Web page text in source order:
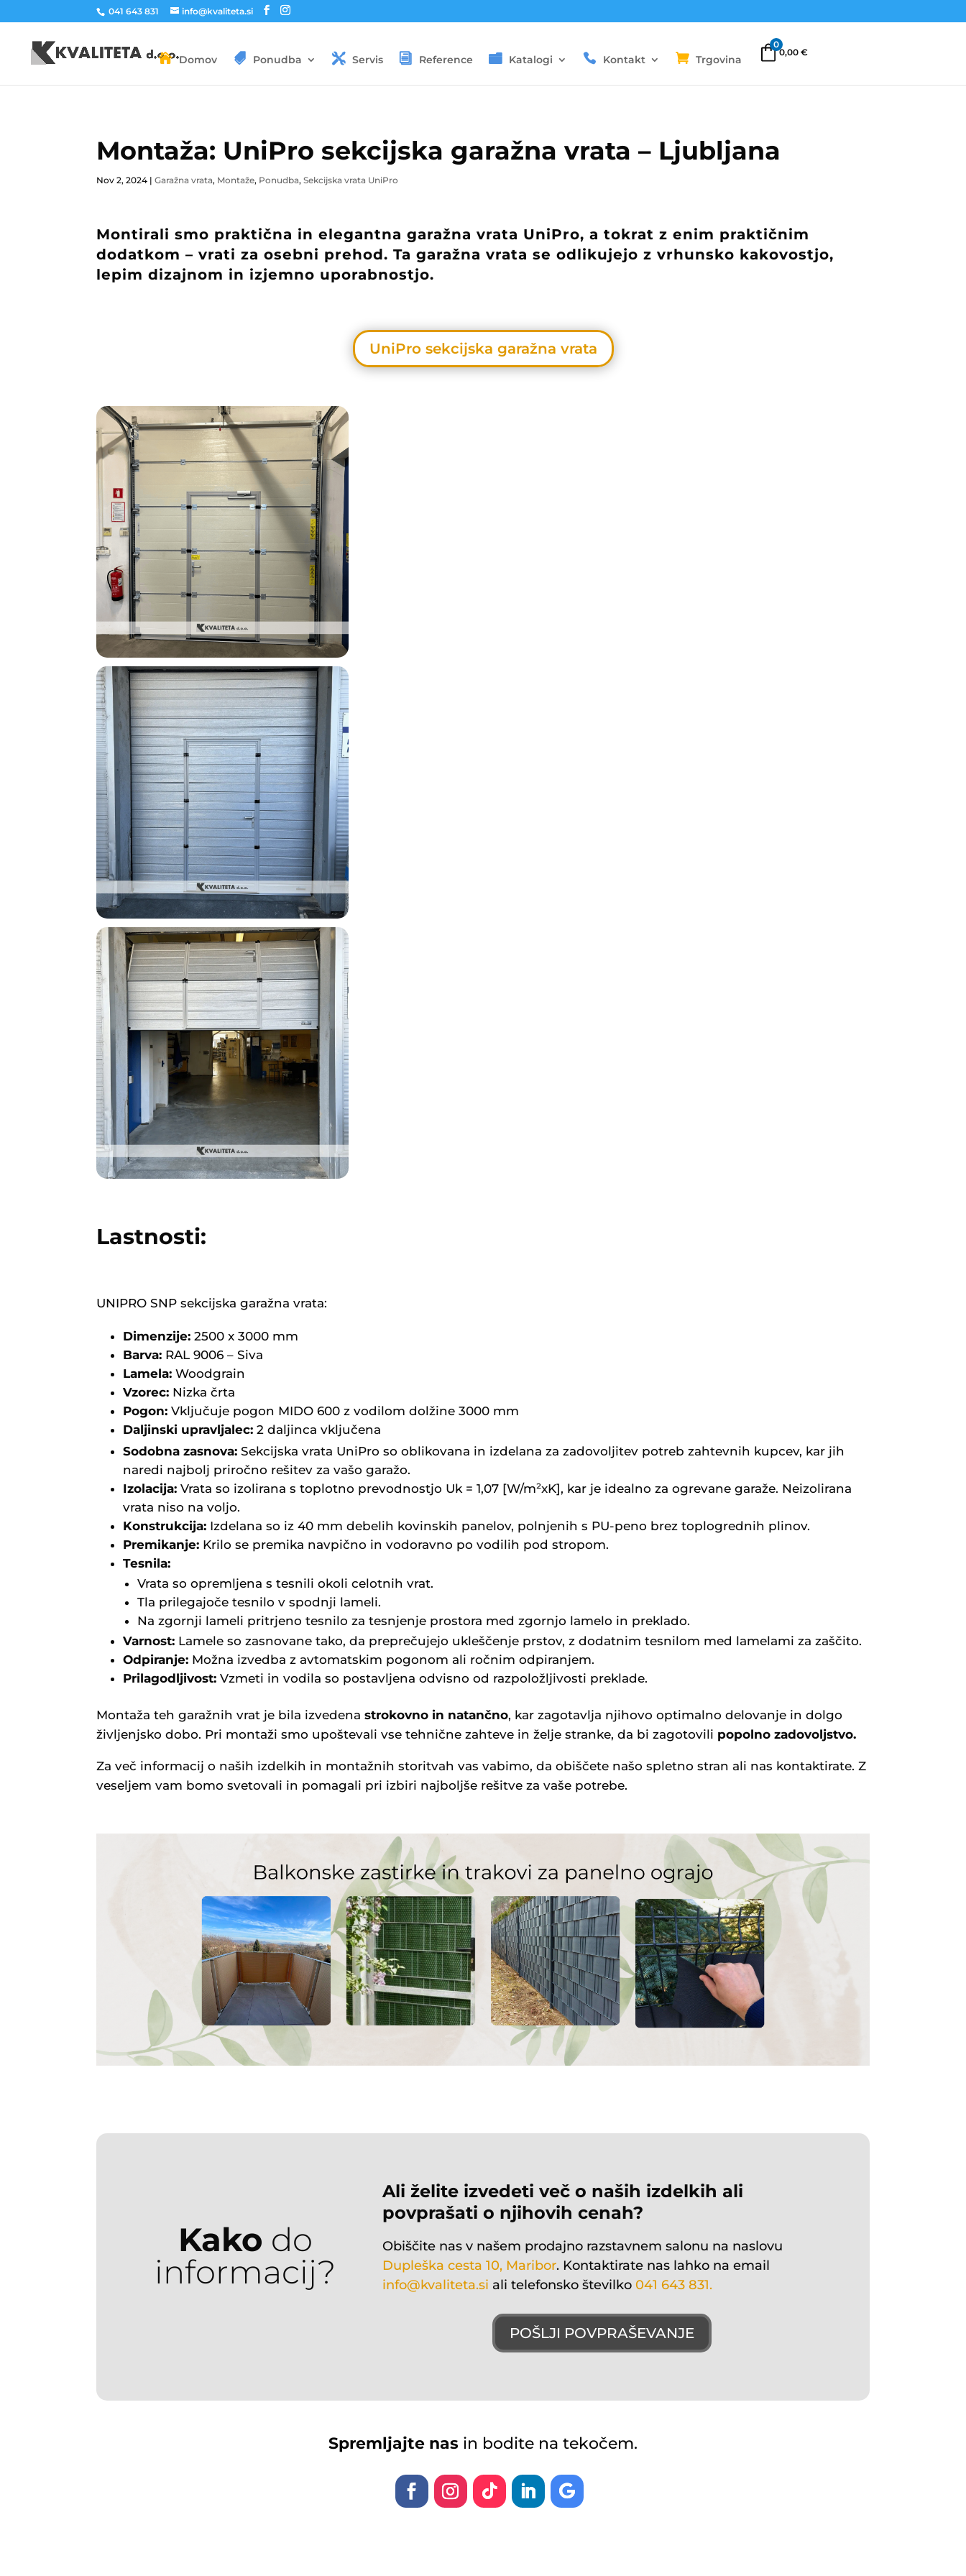
041 643 831 info@kvaliteta.si
Domov Ponudba Servis Reference Katalogi Kontakt Trgovina
0
0,00 €
Montaža: UniPro sekcijska garažna vrata – Ljubljana
Nov 2, 2024 |Garažna vrata, Montaže, Ponudba,Sekcijska vrata UniPro
Montirali smo praktična in elegantna garažna vrata UniPro, a tokrat z enim praktičnim
dodatkom – vrati za osebni prehod. Ta garažna vrata se odlikujejo z vrhunsko kakovostjo,
lepim dizajnom in izjemno uporabnostjo.
UniPro sekcijska garažna vrata
Lastnosti:
UNIPRO SNP sekcijska garažna vrata:
Dimenzije: 2500 x 3000 mm
Barva: RAL 9006 – Siva
Lamela: Woodgrain
Vzorec: Nizka črta
Pogon: Vključuje pogon MIDO 600 z vodilom dolžine 3000 mm
Daljinski upravljalec: 2 daljinca vključena
Sodobna zasnova: Sekcijska vrata UniPro so oblikovana in izdelana za zadovoljitev potreb zahtevnih kupcev, kar jih
naredi najbolj priročno rešitev za vašo garažo.
Izolacija: Vrata so izolirana s toplotno prevodnostjo Uk = 1,07 [W/m²xK], kar je idealno za ogrevane garaže. Neizolirana
vrata niso na voljo.
Konstrukcija: Izdelana so iz 40 mm debelih kovinskih panelov, polnjenih s PU-peno brez toplogrednih plinov.
Premikanje: Krilo se premika navpično in vodoravno po vodilih pod stropom.
Tesnila:
Vrata so opremljena s tesnili okoli celotnih vrat.
Tla prilegajoče tesnilo v spodnji lameli.
Na zgornji lameli pritrjeno tesnilo za tesnjenje prostora med zgornjo lamelo in preklado.
Varnost: Lamele so zasnovane tako, da preprečujejo ukleščenje prstov, z dodatnim tesnilom med lamelami za zaščito.
Odpiranje: Možna izvedba z avtomatskim pogonom ali ročnim odpiranjem.
Prilagodljivost: Vzmeti in vodila so postavljena odvisno od razpoložljivosti preklade.
Montaža teh garažnih vrat je bila izvedenastrokovno in natančno, kar zagotavlja njihovo optimalno delovanje in dolgo
življenjsko dobo. Pri montaži smo upoštevali vse tehnične zahteve in želje stranke, da bi zagotovili popolno zadovoljstvo.
Za več informacij o naših izdelkih in montažnih storitvah vas vabimo, da obiščete našo spletno stran ali nas kontaktirate. Z
veseljem vam bomo svetovali in pomagali pri izbiri najboljše rešitve za vaše potrebe.
Kako do
informacij?
Ali želite izvedeti več o naših izdelkih ali
povprašati o njihovih cenah?
Obiščite nas v našem prodajno razstavnem salonu na naslovu
Dupleška cesta 10, Maribor. Kontaktirate nas lahko na email
info@kvaliteta.si ali telefonsko številko041 643 831.
POŠLJI POVPRAŠEVANJE
Spremljajte nas in bodite na tekočem.